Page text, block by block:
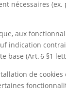
(ex.
aux
indication
base (Art. 6 §1
de